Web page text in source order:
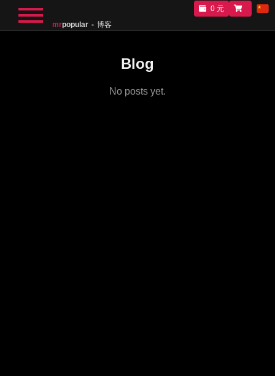
mrpopular 博客
0 元
Blog
No posts yet.